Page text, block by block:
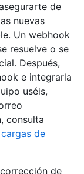
de
nuevas
Un webhook
resuelve o se
Después,
e integrarla
uséis,
consulta
de
de